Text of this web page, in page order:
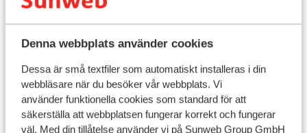
Denna webbplats använder cookies
Dessa är små textfiler som automatiskt installeras i din
webbläsare när du besöker vår webbplats. Vi
använder funktionella cookies som standard för att
säkerställa att webbplatsen fungerar korrekt och fungerar
väl. Med din tillåtelse använder vi på Sunweb Group GmbH
7.7 Bra